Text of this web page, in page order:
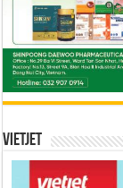
Vietjet